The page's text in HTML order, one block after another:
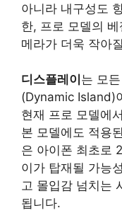
아니라 내구성도
한, 프로 모델의
메라가 더욱 작아
디스플레이 는 모
(Dynamic Island)
현재 프로 모델에
본 모델에도 적용
은 아이폰 최초로
이가 탑재될 가능
고 몰입감 넘치는
됩니다.